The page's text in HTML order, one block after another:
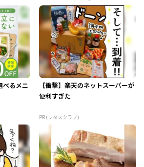
べるメニ
【衝撃】楽天のネットスーパーが
便利すぎた
PR (レタスクラブ)